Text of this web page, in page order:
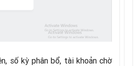
số kỳ phân bổ, tài khoản chờ